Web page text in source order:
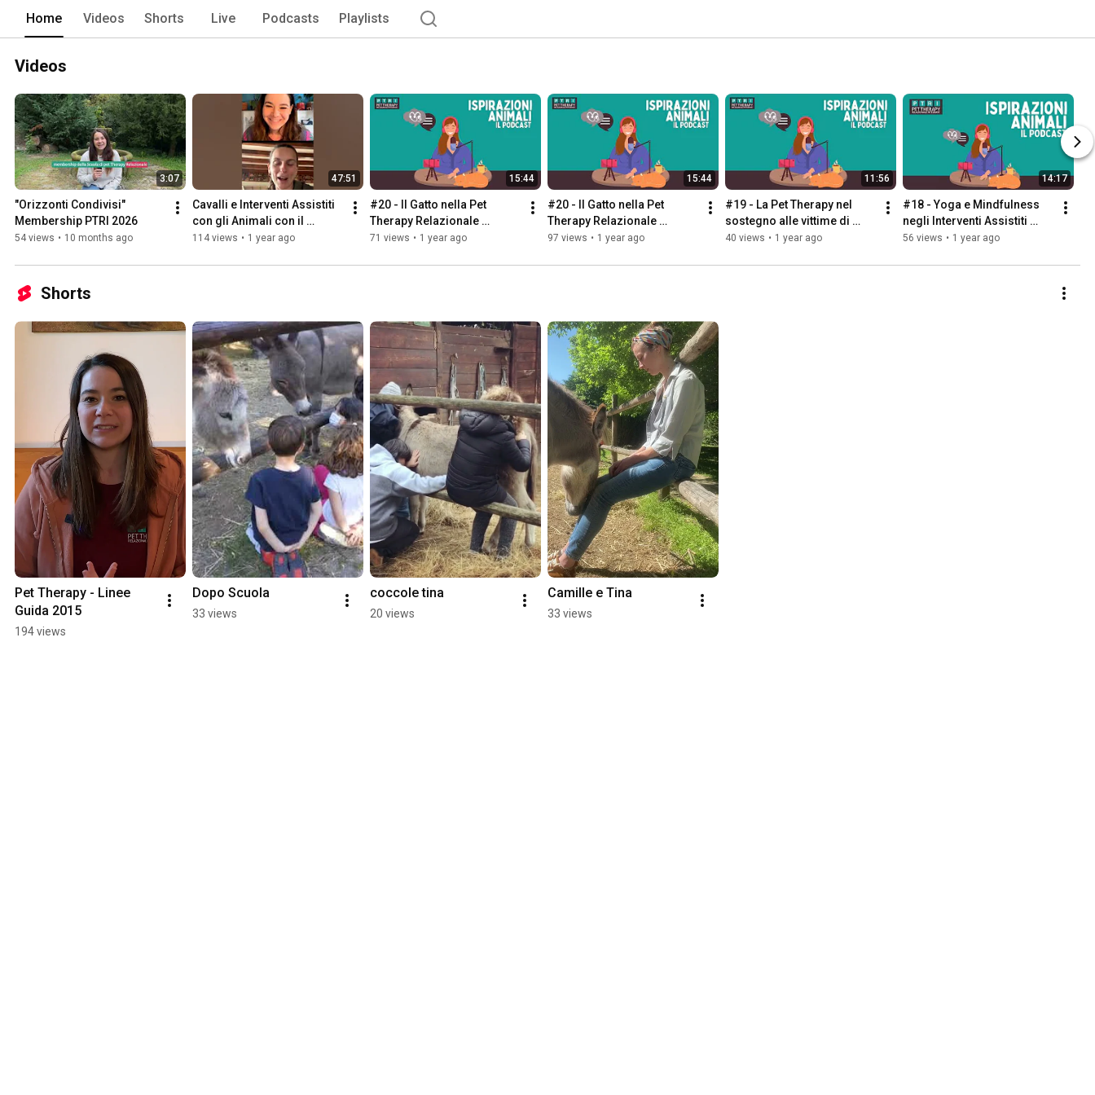
Home Videos Shorts Live Podcasts Playlists
Videos
3:07
"Orizzonti Condivisi"
Membership PTRI 2026
54 views • 10 months ago
47:51
Cavalli e Interventi Assistiti
con gli Animali con il
modello Pet Therapy
114 views • 1 year ago
15:44
#20 - Il Gatto nella Pet
Therapy Relazionale
Integrata
71 views • 1 year ago
15:44
#20 - Il Gatto nella Pet
Therapy Relazionale
Integrata
97 views • 1 year ago
11:56
#19 - La Pet Therapy nel
sostegno alle vittime di
violenza
40 views • 1 year ago
14:17
#18 - Yoga e Mindfulness
negli Interventi Assistiti
dagli Animali
56 views • 1 year ago
Shorts
Pet Therapy - Linee
Guida 2015
194 views
Dopo Scuola
33 views
coccole tina
20 views
Camille e Tina
33 views